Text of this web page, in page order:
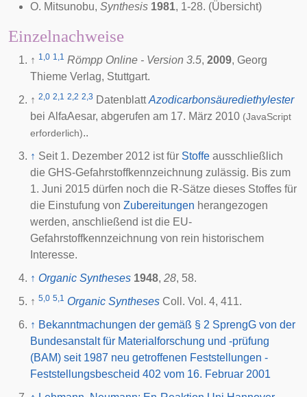
O. Mitsunobu, Synthesis 1981, 1-28. (Übersicht)
Einzelnachweise
↑ 1,0 1,1 Römpp Online - Version 3.5, 2009, Georg
Thieme Verlag, Stuttgart.
↑ 2,0 2,1 2,2 2,3 DatenblattAzodicarbonsäurediethylester
bei AlfaAesar, abgerufen am 17. März 2010 (JavaScript
erforderlich)..
↑ Seit 1. Dezember 2012 ist für Stoffe ausschließlich
die GHS-Gefahrstoffkennzeichnung zulässig. Bis zum
1. Juni 2015 dürfen noch die R-Sätze dieses Stoffes für
die Einstufung von Zubereitungen herangezogen
werden, anschließend ist die EU-
Gefahrstoffkennzeichnung von rein historischem
Interesse.
↑ Organic Syntheses 1948, 28, 58.
↑ 5,0 5,1 Organic Syntheses Coll. Vol. 4, 411.
↑ Bekanntmachungen der gemäß § 2 SprengG von der
Bundesanstalt für Materialforschung und -prüfung
(BAM) seit 1987 neu getroffenen Feststellungen -
Feststellungsbescheid 402 vom 16. Februar 2001